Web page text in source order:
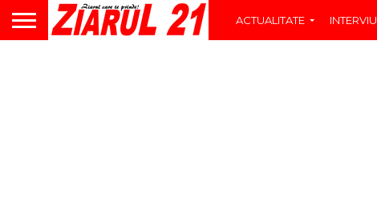
ACTUALITATE INTERVIU